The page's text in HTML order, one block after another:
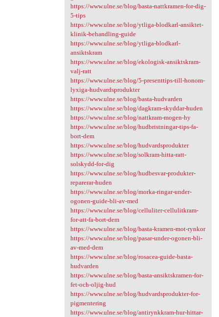
https://www.ulne.se/blog/basta-nattkramen-for-dig-
5-tips
https://www.ulne.se/blog/ytliga-blodkarl-ansiktet-
klinik-behandling-guide
https://www.ulne.se/blog/ytliga-blodkarl-
ansiktskram
https://www.ulne.se/blog/ekologisk-ansiktskram-
valj-ratt
https://www.ulne.se/blog/5-presenttips-till-honom-
lyxiga-hudvardsprodukter
https://www.ulne.se/blog/basta-hudvarden
https://www.ulne.se/blog/dagkram-skyddar-huden
https://www.ulne.se/blog/nattkram-mogen-hy
https://www.ulne.se/blog/hudbristningar-tips-fa-
bort-dem
https://www.ulne.se/blog/hudvardsprodukter
https://www.ulne.se/blog/solkram-hitta-ratt-
solskydd-for-dig
https://www.ulne.se/blog/hudbesvar-produkter-
reparerar-huden
https://www.ulne.se/blog/morka-ringar-under-
ogonen-guide-bli-av-med
https://www.ulne.se/blog/celluliter-cellulitkram-
for-att-fa-bort-dem
https://www.ulne.se/blog/basta-kramen-mot-rynkor
https://www.ulne.se/blog/pasar-under-ogonen-bli-
av-med-dem
https://www.ulne.se/blog/rosacea-guide-basta-
hudvarden
https://www.ulne.se/blog/basta-ansiktskramen-for-
fet-och-oljig-hud
https://www.ulne.se/blog/hudvardsprodukter-for-
pigmentering
https://www.ulne.se/blog/antirynkkram-hur-hittar-